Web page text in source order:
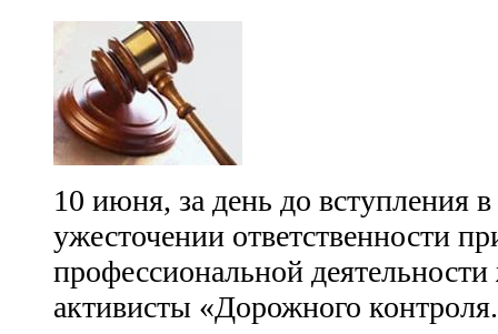
10 июня, за день до вступления
ужесточении ответственности
профессиональной
активисты «Дорожного